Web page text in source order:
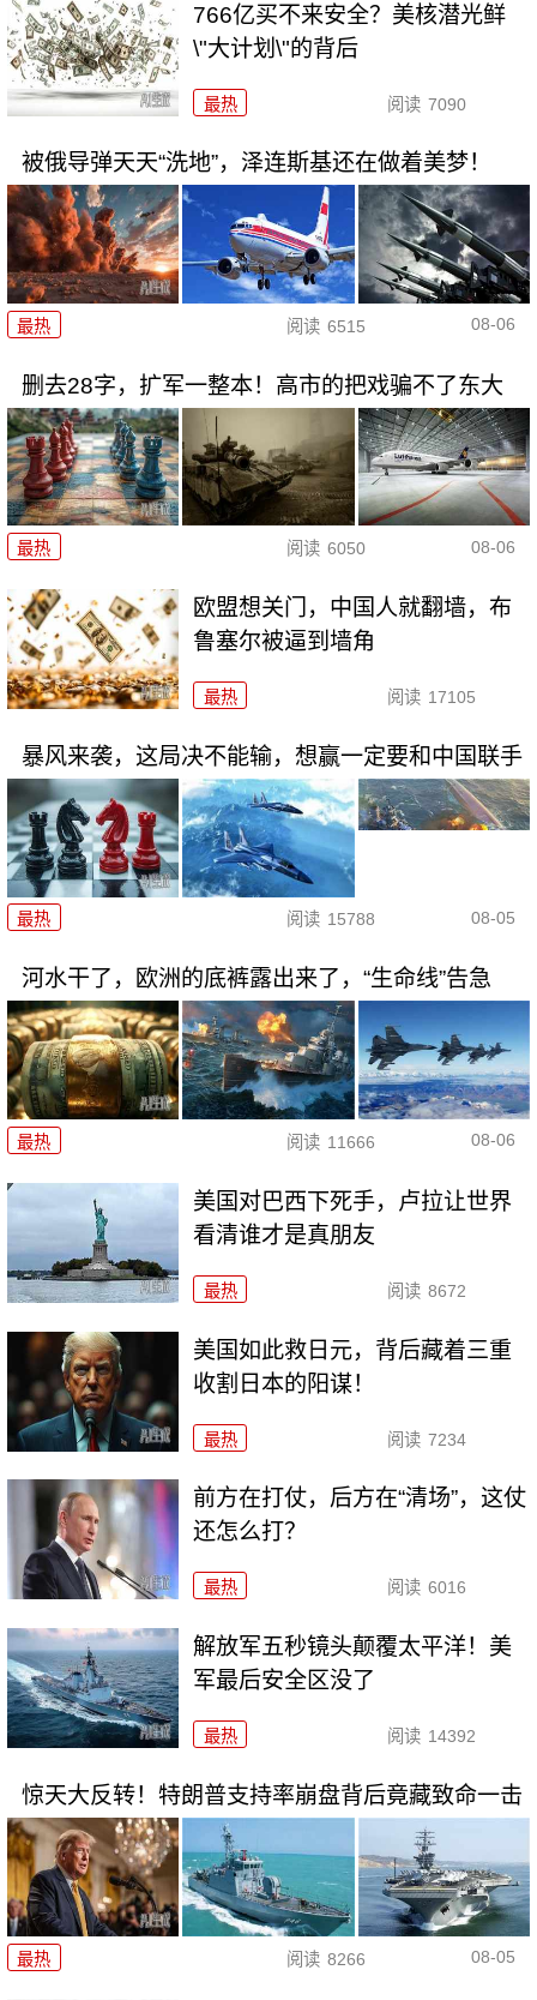
766亿买不来安全？美核潜光鲜
\"大计划\"的背后
最热 阅读 7090
被俄导弹天天“洗地”，泽连斯基还在做着美梦！
最热 阅读 6515 08-06
删去28字，扩军一整本！高市的把戏骗不了东大
最热 阅读 6050 08-06
欧盟想关门，中国人就翻墙，布
鲁塞尔被逼到墙角
最热 阅读 17105
暴风来袭，这局决不能输，想赢一定要和中国联手
最热 阅读 15788 08-05
河水干了，欧洲的底裤露出来了，“生命线”告急
最热 阅读 11666 08-06
美国对巴西下死手，卢拉让世界
看清谁才是真朋友
最热 阅读 8672
美国如此救日元，背后藏着三重
收割日本的阳谋！
最热 阅读 7234
前方在打仗，后方在“清场”，这仗
还怎么打？
最热 阅读 6016
解放军五秒镜头颠覆太平洋！美
军最后安全区没了
最热 阅读 14392
惊天大反转！特朗普支持率崩盘背后竟藏致命一击
最热 阅读 8266 08-05